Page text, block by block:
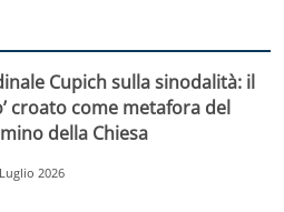
Cupich sulla sinodalità: il
croato come metafora del
della Chiesa
2026